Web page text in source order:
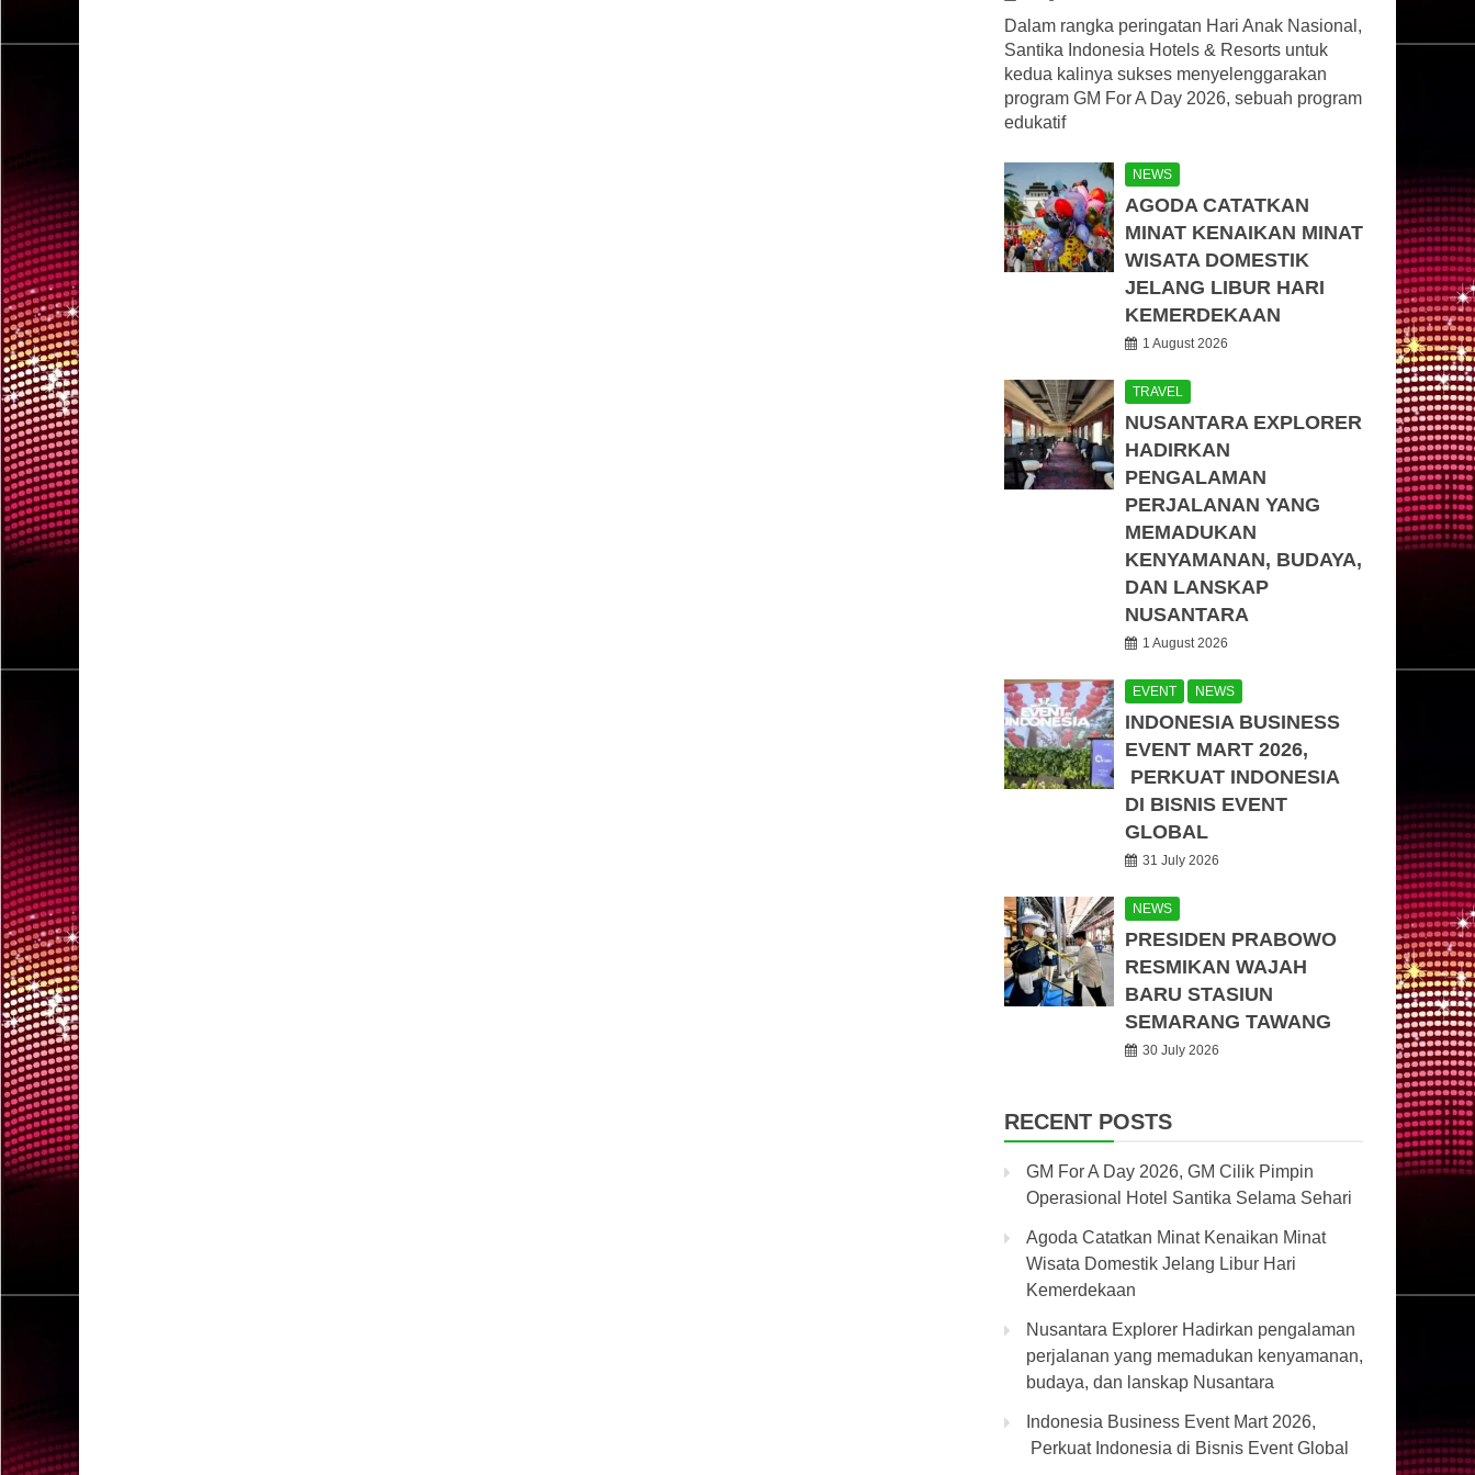
Dalam rangka peringatan Hari Anak Nasional,
Santika Indonesia Hotels & Resorts untuk
kedua kalinya sukses menyelenggarakan
program GM For A Day 2026, sebuah program
edukatif
NEWS
AGODA CATATKAN
MINAT KENAIKAN MINAT
WISATA DOMESTIK
JELANG LIBUR HARI
KEMERDEKAAN
1 August 2026
TRAVEL
NUSANTARA EXPLORER
HADIRKAN
PENGALAMAN
PERJALANAN YANG
MEMADUKAN
KENYAMANAN, BUDAYA,
DAN LANSKAP
NUSANTARA
1 August 2026
EVENT NEWS
INDONESIA BUSINESS
EVENT MART 2026,
PERKUAT INDONESIA
DI BISNIS EVENT
GLOBAL
31 July 2026
NEWS
PRESIDEN PRABOWO
RESMIKAN WAJAH
BARU STASIUN
SEMARANG TAWANG
30 July 2026
RECENT POSTS
GM For A Day 2026, GM Cilik Pimpin
Operasional Hotel Santika Selama Sehari
Agoda Catatkan Minat Kenaikan Minat
Wisata Domestik Jelang Libur Hari
Kemerdekaan
Nusantara Explorer Hadirkan pengalaman
perjalanan yang memadukan kenyamanan,
budaya, dan lanskap Nusantara
Indonesia Business Event Mart 2026,
Perkuat Indonesia di Bisnis Event Global